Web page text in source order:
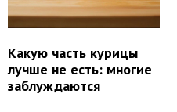
Какую часть курицы
лучше не есть: многие
заблуждаются